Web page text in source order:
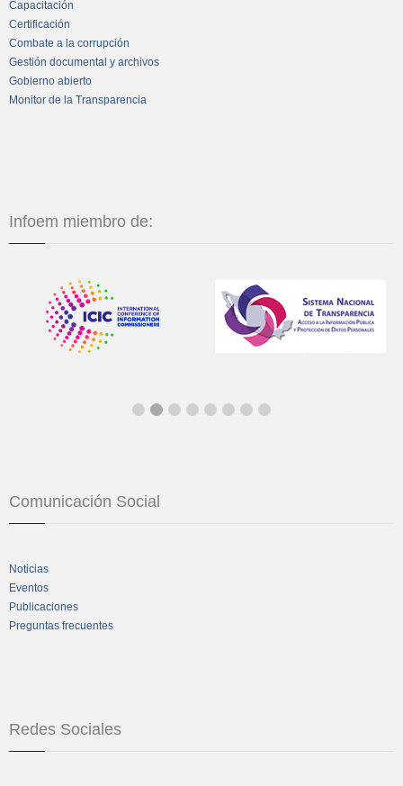
Capacitación
Certificación
Combate a la corrupción
Gestión documental y archivos
Gobierno abierto
Monitor de la Transparencia
Infoem miembro de:
Comunicación Social
Noticias
Eventos
Publicaciones
Preguntas frecuentes
Redes Sociales